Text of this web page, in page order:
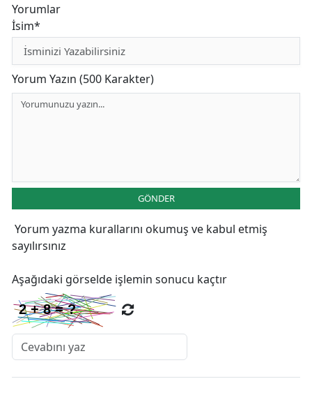
Yorumlar
İsim*
Yorum Yazın (500 Karakter)
GÖNDER
Yorum yazma kurallarını okumuş ve kabul etmiş
sayılırsınız
Aşağıdaki görselde işlemin sonucu kaçtır